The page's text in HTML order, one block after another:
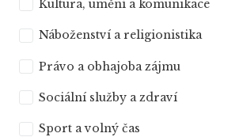
Kultura, umění a komunikace
Náboženství a religionistika
Právo a obhajoba zájmu
Sociální služby a zdraví
Sport a volný čas